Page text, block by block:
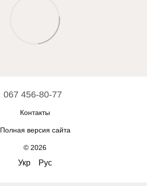
067 456-80-77
Контакты
Полная версия сайта
© 2026
Укр Рус